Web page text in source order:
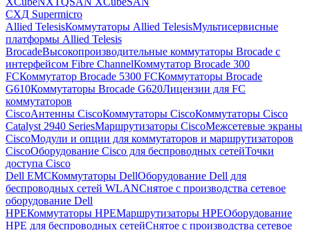
СХД Supermicro
Allied TelesisКоммутаторы Allied TelesisМультисервисные
платформы Allied Telesis
BrocadeВысокопроизводительные коммутаторы Brocade с
интерфейсом Fibre ChannelКоммутатор Brocade 300
FCКоммутатор Brocade 5300 FCКоммутаторы Brocade
G610Коммутаторы Brocade G620Лицензии для FC
коммутаторов
CiscoАнтенны CiscoКоммутаторы CiscoКоммутаторы Cisco
Catalyst 2940 SeriesМаршрутизаторы CiscoМежсетевые экраны
CiscoМодули и опции для коммутаторов и маршрутизаторов
CiscoОборудование Cisco для беспроводных сетейТочки
доступа Cisco
Dell EMCКоммутаторы DellОборудование Dell для
беспроводных сетей WLANСнятое с производства сетевое
оборудование Dell
HPEКоммутаторы HPEМаршрутизаторы HPEОборудование
HPE для беспроводных сетейСнятое с производства сетевое